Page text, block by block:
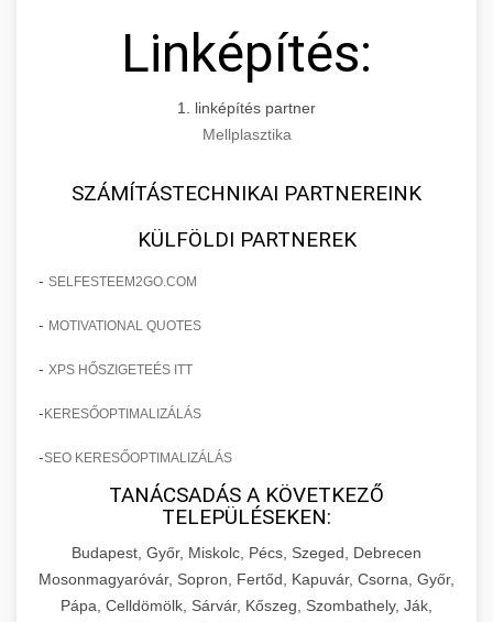
Linképítés:
1. linképítés partner
Mellplasztika
SZÁMÍTÁSTECHNIKAI PARTNEREINK
KÜLFÖLDI PARTNEREK
- SELFESTEEM2GO.COM
- MOTIVATIONAL QUOTES
- XPS HŐSZIGETEÉS ITT
- KERESŐOPTIMALIZÁLÁS
-SEO KERESŐOPTIMALIZÁLÁS
TANÁCSADÁS A KÖVETKEZŐ
TELEPÜLÉSEKEN:
Budapest, Győr, Miskolc, Pécs, Szeged, Debrecen
Mosonmagyaróvár, Sopron, Fertőd, Kapuvár, Csorna, Győr,
Pápa, Celldömölk, Sárvár, Kőszeg, Szombathely, Ják,